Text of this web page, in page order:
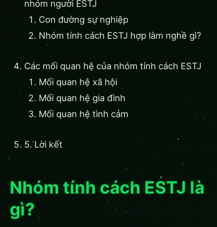
nhóm người ESTJ
Con đường sự nghiệp
Nhóm tính cách ESTJ hợp làm nghề gì?
Các mối quan hệ của nhóm tính cách ESTJ
Mối quan hệ xã hội
Mối quan hệ gia đình
Mối quan hệ tình cảm
5. Lời kết
Nhóm tính cách ESTJ là
gì?